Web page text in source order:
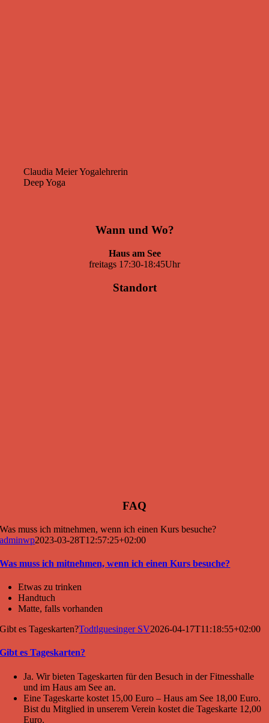
Claudia MeierYogalehrerin
Deep Yoga
Wann und Wo?
Haus am See
freitags 17:30-18:45Uhr
Standort
FAQ
Was muss ich mitnehmen, wenn ich einen Kurs besuche?
adminwp2023-03-28T12:57:25+02:00
Was muss ich mitnehmen, wenn ich einen Kurs besuche?
Etwas zu trinken
Handtuch
Matte, falls vorhanden
Gibt es Tageskarten?Todtlguesinger SV2026-04-17T11:18:55+02:00
Gibt es Tageskarten?
Ja. Wir bieten Tageskarten für den Besuch in der Fitnesshalle
und im Haus am See an.
Eine Tageskarte kostet 15,00 Euro – Haus am See 18,00 Euro.
Bist du Mitglied in unserem Verein kostet die Tageskarte 12,00
Euro.